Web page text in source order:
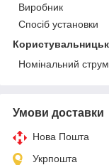
Виробник
Спосіб установки
Номінальний струм
Умови доставки
Нова Пошта
Укрпошта